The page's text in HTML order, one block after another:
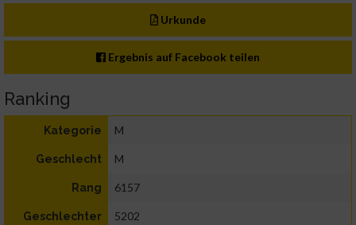
Urkunde
Ergebnis auf Facebook teilen
Ranking
Kategorie M
Geschlecht M
Rang 6157
Geschlechter
5202